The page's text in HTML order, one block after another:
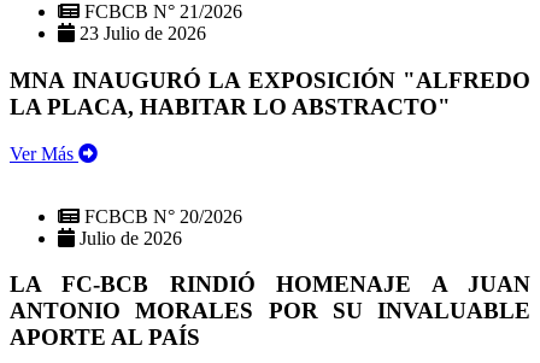
FCBCB N° 21/2026
23 Julio de 2026
MNA INAUGURÓ LA EXPOSICIÓN "ALFREDO
LA PLACA, HABITAR LO ABSTRACTO"
Ver Más
FCBCB N° 20/2026
Julio de 2026
LA FC-BCB RINDIÓ HOMENAJE A JUAN
ANTONIO MORALES POR SU INVALUABLE
APORTE AL PAÍS